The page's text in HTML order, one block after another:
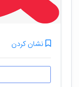
نشان کردن